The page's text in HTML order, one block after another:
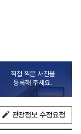
직접 찍은 사진을
등록해 주세요.
관광정보 수정요청